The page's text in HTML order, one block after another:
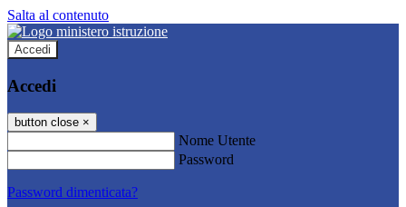
Salta al contenuto
Accedi
Accedi
button close ×
Nome Utente
Password
Password dimenticata?